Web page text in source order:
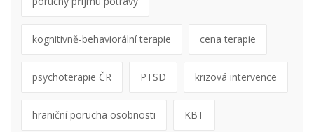
kognitivně-behaviorální terapie cena terapie
psychoterapie ČR PTSD krizová intervence
hraniční porucha osobnosti KBT